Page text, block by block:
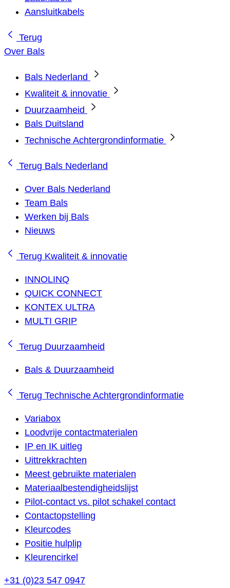
Aansluitkabels
Terug
Over Bals
Bals Nederland
Kwaliteit & innovatie
Duurzaamheid
Bals Duitsland
Technische Achtergrondinformatie
Terug Bals Nederland
Over Bals Nederland
Team Bals
Werken bij Bals
Nieuws
Terug Kwaliteit & innovatie
INNOLINQ
QUICK CONNECT
KONTEX ULTRA
MULTI GRIP
Terug Duurzaamheid
Bals & Duurzaamheid
Terug Technische Achtergrondinformatie
Variabox
Loodvrije contactmaterialen
IP en IK uitleg
Uittrekkrachten
Meest gebruikte materialen
Materiaalbestendigheidslijst
Pilot-contact vs. pilot schakel contact
Contactopstelling
Kleurcodes
Positie hulplip
Kleurencirkel
+31 (0)23 547 0947